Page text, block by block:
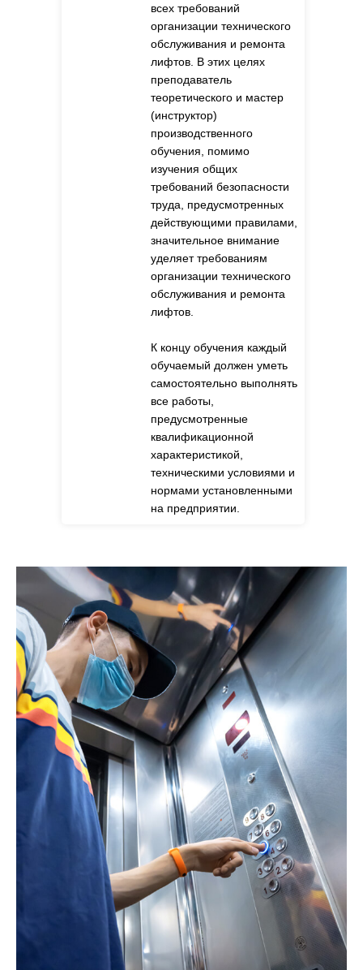
всех требований
организации технического
обслуживания и ремонта
лифтов. В этих целях
преподаватель
теоретического и мастер
(инструктор)
производственного
обучения, помимо
изучения общих
требований безопасности
труда, предусмотренных
действующими правилами,
значительное внимание
уделяет требованиям
организации технического
обслуживания и ремонта
лифтов.
К концу обучения каждый
обучаемый должен уметь
самостоятельно выполнять
все работы,
предусмотренные
квалификационной
характеристикой,
техническими условиями и
нормами установленными
на предприятии.